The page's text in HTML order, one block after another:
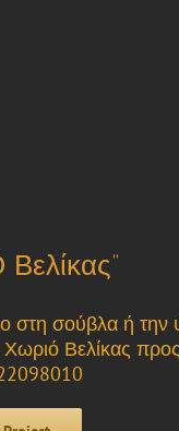
σούβλα ή την
Χωριό Βελίκας